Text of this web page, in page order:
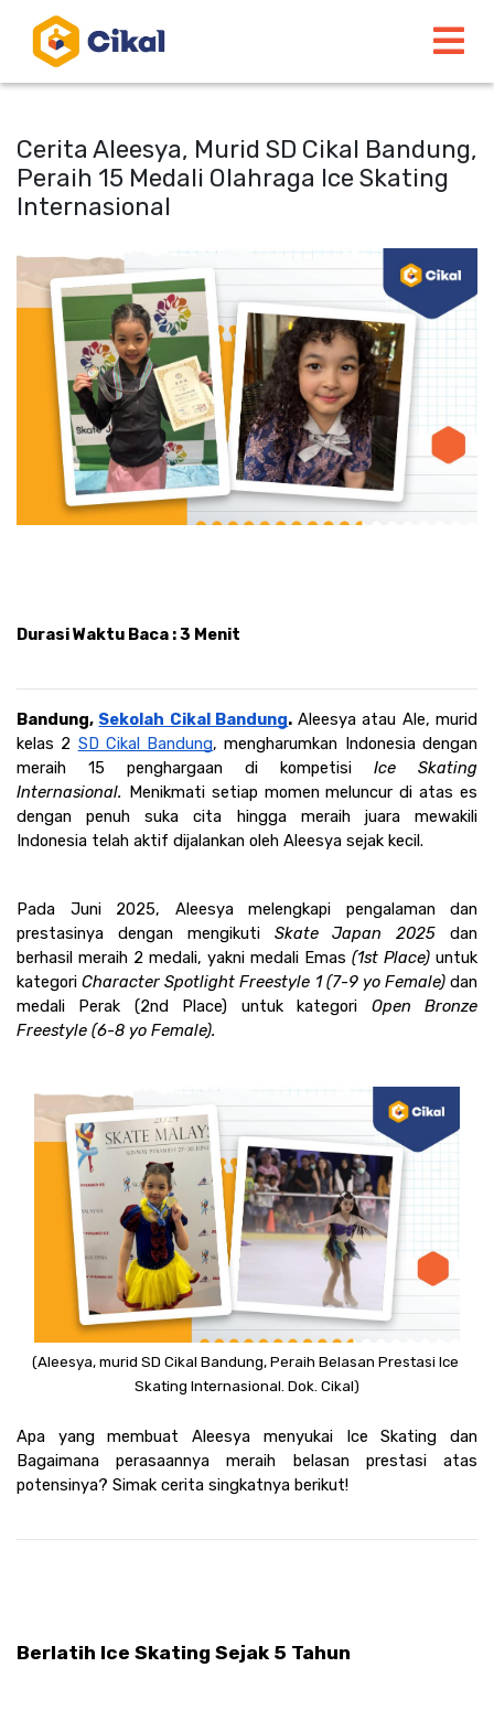
Cerita Aleesya, Murid SD Cikal Bandung,
Peraih 15 Medali Olahraga Ice Skating
Internasional
Durasi Waktu Baca : 3 Menit
Bandung, Sekolah Cikal Bandung. Aleesya atau Ale, murid
kelas 2 SD Cikal Bandung, mengharumkan Indonesia dengan
meraih 15 penghargaan di kompetisi Ice Skating
Internasional. Menikmati setiap momen meluncur di atas es
dengan penuh suka cita hingga meraih juara mewakili
Indonesia telah aktif dijalankan oleh Aleesya sejak kecil.
Pada Juni 2025, Aleesya melengkapi pengalaman dan
prestasinya dengan mengikuti Skate Japan 2025 dan
berhasil meraih 2 medali, yakni medali Emas (1st Place) untuk
kategori Character Spotlight Freestyle 1 (7-9 yo Female) dan
medali Perak (2nd Place) untuk kategori Open Bronze
Freestyle (6-8 yo Female).
(Aleesya, murid SD Cikal Bandung, Peraih Belasan Prestasi Ice
Skating Internasional. Dok. Cikal)
Apa yang membuat Aleesya menyukai Ice Skating dan
Bagaimana perasaannya meraih belasan prestasi atas
potensinya? Simak cerita singkatnya berikut!
Berlatih Ice Skating Sejak 5 Tahun